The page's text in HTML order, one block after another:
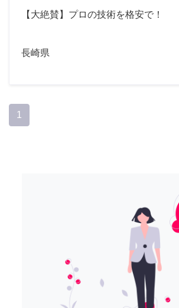
【大絶賛】プロの技術を格安で！
長崎県
1